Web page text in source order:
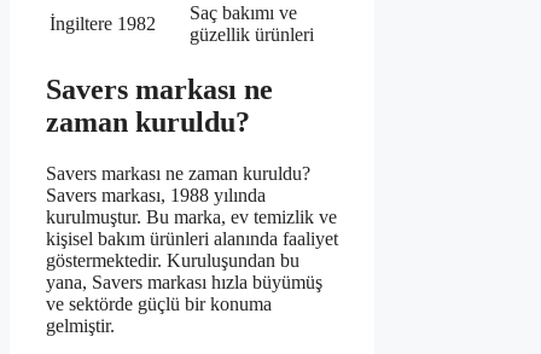
İngiltere 1982
Saç bakımı ve
güzellik ürünleri
Savers markası ne
zaman kuruldu?
Savers markası ne zaman kuruldu?
Savers markası, 1988 yılında
kurulmuştur. Bu marka, ev temizlik ve
kişisel bakım ürünleri alanında faaliyet
göstermektedir. Kuruluşundan bu
yana, Savers markası hızla büyümüş
ve sektörde güçlü bir konuma
gelmiştir.